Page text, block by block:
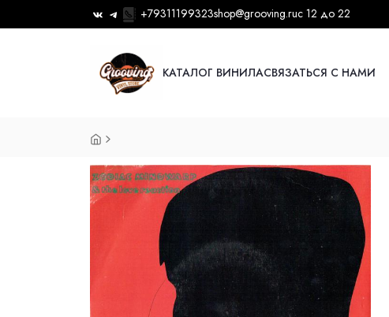
+79311199323shop@grooving.ruс 12 до 22
КАТАЛОГ ВИНИЛАСВЯЗАТЬСЯ С НАМИ